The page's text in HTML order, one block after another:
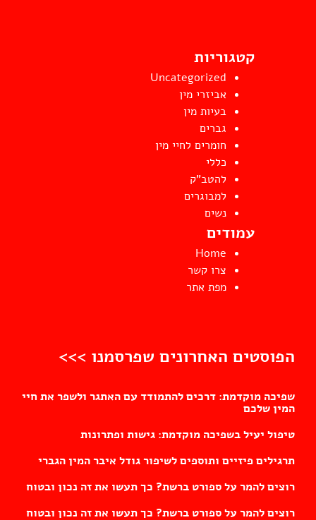
קטגוריות
Uncategorized
אביזרי מין
בעיות מין
גברים
חומרים לחיי מין
כללי
להטב"ק
למבוגרים
נשים
עמודים
Home
צרו קשר
מפת אתר
הפוסטים האחרונים שפרסמנו >>>
שפיכה מוקדמת: דרכים להתמודד עם האתגר ולשפר את חיי
המין שלכם
טיפול יעיל בשפיכה מוקדמת: גישות ופתרונות
תרגילים פיזיים ותוספים לשיפור גודל איבר המין הגברי
רוצים להמר על ספורט ברשת? כך תעשו את זה נכון ובטוח
רוצים להמר על ספורט ברשת? כך תעשו את זה נכון ובטוח